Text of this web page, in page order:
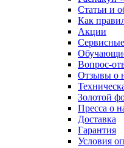
Статьи и
Как
Акции
Вопрос-
Отзывы о
Золотой
Пресса о
Доставка
Гарантия
Условия